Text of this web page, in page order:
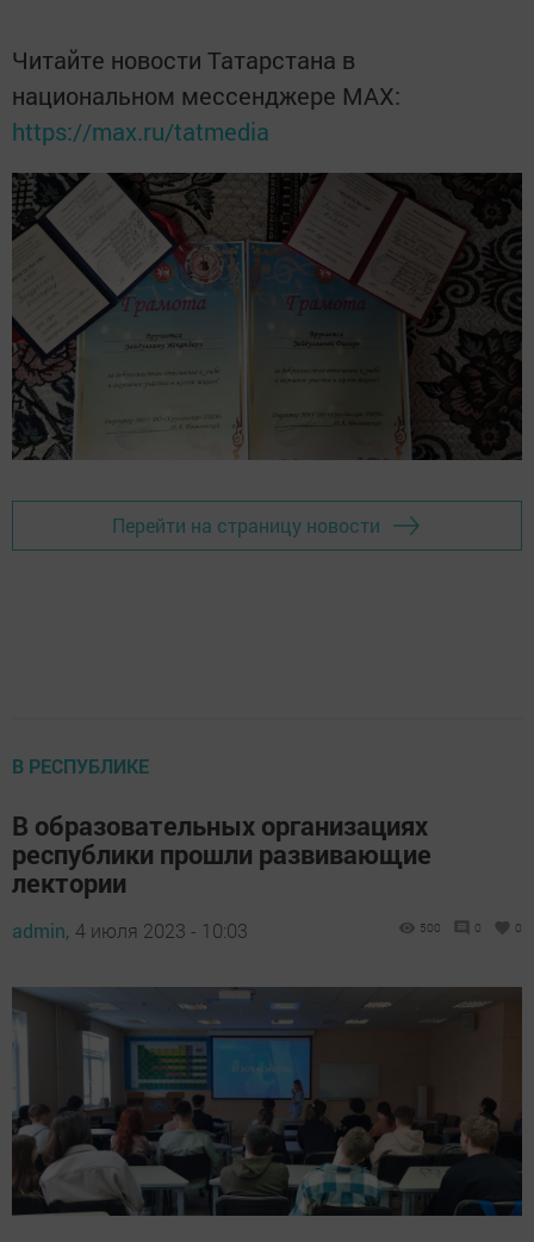
Читайте новости Татарстана в
национальном мессенджере MАХ:
https://max.ru/tatmedia
Перейти на страницу новости
В РЕСПУБЛИКЕ
В образовательных организациях
республики прошли развивающие
лектории
admin, 4 июля 2023 - 10:03 500 0 0